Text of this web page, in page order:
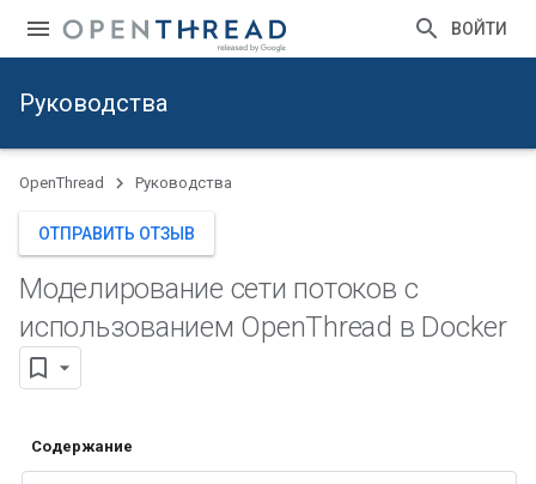
ВОЙТИ
Руководства
OpenThread Руководства
ОТПРАВИТЬ ОТЗЫВ
Моделирование сети потоков с
использованием OpenThread в Docker
Содержание